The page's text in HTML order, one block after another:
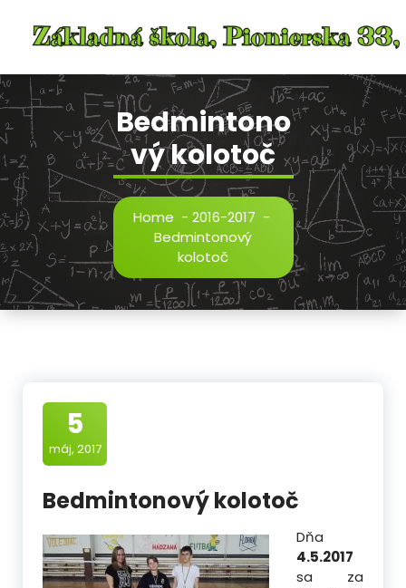
content
Bedmintono
vý kolotoč
Home - 2016-2017 -
Bedmintonový
kolotoč
5
máj, 2017
Bedmintonový kolotoč
Dňa
4.5.2017
sa za